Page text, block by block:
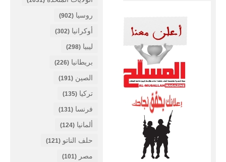
روسيا (902)
أوكرانيا (302)
ليبيا (298)
بريطانيا (226)
الصين (191)
تركيا (135)
فرنسا (131)
ألمانيا (124)
حلف الناتو (121)
مصر (101)